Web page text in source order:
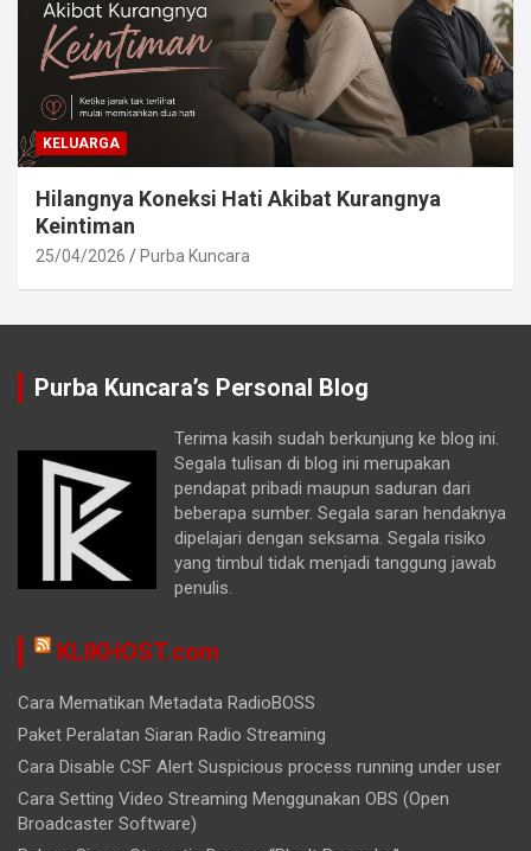
KELUARGA
Hilangnya Koneksi Hati Akibat Kurangnya
Keintiman
25/04/2026 Purba Kuncara
Purba Kuncara’s Personal Blog
Terima kasih sudah berkunjung ke blog ini.
Segala tulisan di blog ini merupakan
pendapat pribadi maupun saduran dari
beberapa sumber. Segala saran hendaknya
dipelajari dengan seksama. Segala risiko
yang timbul tidak menjadi tanggung jawab
penulis.
KLIKHOST.com
Cara Mematikan Metadata RadioBOSS
Paket Peralatan Siaran Radio Streaming
Cara Disable CSF Alert Suspicious process running under user
Cara Setting Video Streaming Menggunakan OBS (Open
Broadcaster Software)